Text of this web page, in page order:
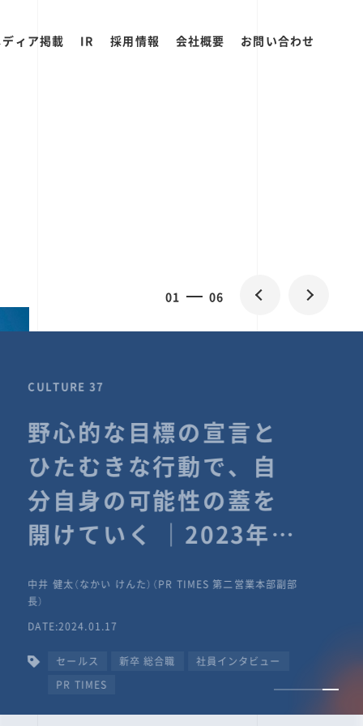
ィア掲載 IR 採用情報 会社概要 お問い合わせ
01 06
CULTURE 37
野心的な目標の宣言と
ひたむきな行動で、自
分自身の可能性の蓋を
開けていく ｜2023年度
TIMESな人たち
中井 健太（なかい けんた）（PR TIMES 第二営業本部副部
DATE:2024.01.17
セールス 新卒 総合職
社員インタビュー
PR TIMES